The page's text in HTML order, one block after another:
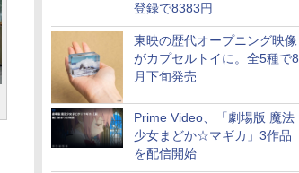
登録で8383円
東映の歴代オープニング映像
がカプセルトイに。全5種で8
月下旬発売
Prime Video、「劇場版 魔法
少女まどか☆マギカ」3作品
を配信開始